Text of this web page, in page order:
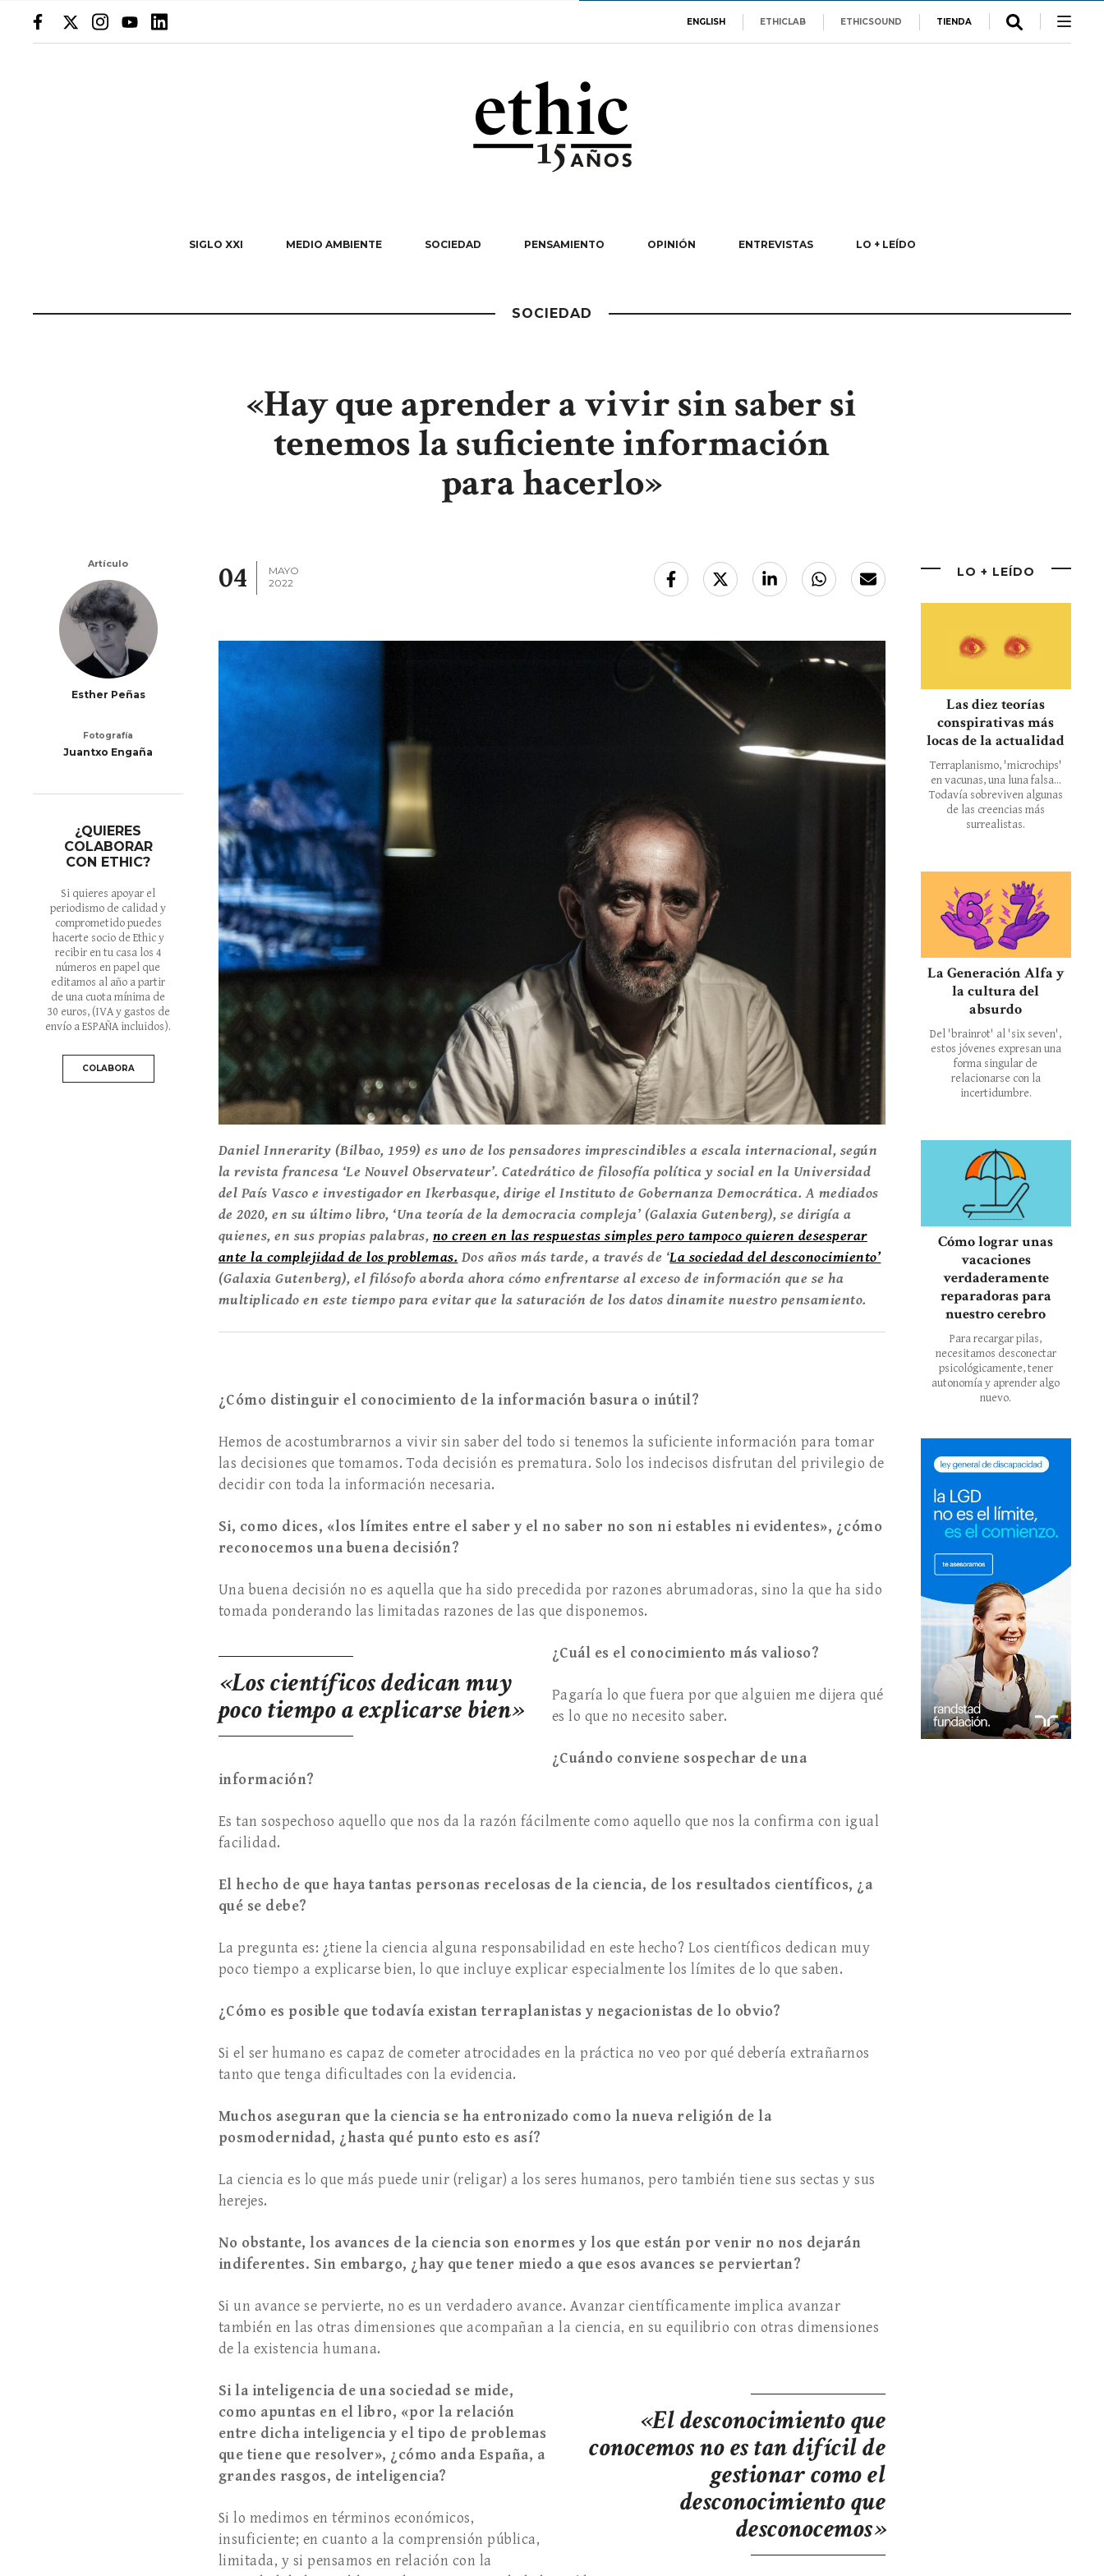
ENGLISH ETHICLAB ETHICSOUND TIENDA
SIGLO XXI MEDIO AMBIENTE SOCIEDAD PENSAMIENTO OPINIÓN ENTREVISTAS LO + LEÍDO
SOCIEDAD
«Hay que aprender a vivir sin saber si
tenemos la suficiente información
para hacerlo»
Artículo
Esther Peñas
Fotografía
Juantxo Engaña
¿QUIERES
COLABORAR
CON ETHIC?
Si quieres apoyar el
periodismo de calidad y
comprometido puedes
hacerte socio de Ethic y
recibir en tu casa los 4
números en papel que
editamos al año a partir
de una cuota mínima de
30 euros, (IVA y gastos de
envío a ESPAÑA incluidos).
COLABORA
04
MAYO
2022
Daniel Innerarity (Bilbao, 1959) es uno de los pensadores imprescindibles a escala internacional, según
la revista francesa ‘Le Nouvel Observateur’. Catedrático de filosofía política y social en la Universidad
del País Vasco e investigador en Ikerbasque, dirige el Instituto de Gobernanza Democrática. A mediados
de 2020, en su último libro, ‘Una teoría de la democracia compleja’ (Galaxia Gutenberg), se dirigía a
quienes, en sus propias palabras, no creen en las respuestas simples pero tampoco quieren desesperar
ante la complejidad de los problemas. Dos años más tarde, a través de ‘La sociedad del desconocimiento’
(Galaxia Gutenberg), el filósofo aborda ahora cómo enfrentarse al exceso de información que se ha
multiplicado en este tiempo para evitar que la saturación de los datos dinamite nuestro pensamiento.
¿Cómo distinguir el conocimiento de la información basura o inútil?
Hemos de acostumbrarnos a vivir sin saber del todo si tenemos la suficiente información para tomar
las decisiones que tomamos. Toda decisión es prematura. Solo los indecisos disfrutan del privilegio de
decidir con toda la información necesaria.
Si, como dices, «los límites entre el saber y el no saber no son ni estables ni evidentes», ¿cómo
reconocemos una buena decisión?
Una buena decisión no es aquella que ha sido precedida por razones abrumadoras, sino la que ha sido
tomada ponderando las limitadas razones de las que disponemos.
«Los científicos dedican muy
poco tiempo a explicarse bien»
¿Cuál es el conocimiento más valioso?
Pagaría lo que fuera por que alguien me dijera qué
es lo que no necesito saber.
¿Cuándo conviene sospechar de una
información?
Es tan sospechoso aquello que nos da la razón fácilmente como aquello que nos la confirma con igual
facilidad.
El hecho de que haya tantas personas recelosas de la ciencia, de los resultados científicos, ¿a
qué se debe?
La pregunta es: ¿tiene la ciencia alguna responsabilidad en este hecho? Los científicos dedican muy
poco tiempo a explicarse bien, lo que incluye explicar especialmente los límites de lo que saben.
¿Cómo es posible que todavía existan terraplanistas y negacionistas de lo obvio?
Si el ser humano es capaz de cometer atrocidades en la práctica no veo por qué debería extrañarnos
tanto que tenga dificultades con la evidencia.
Muchos aseguran que la ciencia se ha entronizado como la nueva religión de la
posmodernidad, ¿hasta qué punto esto es así?
La ciencia es lo que más puede unir (religar) a los seres humanos, pero también tiene sus sectas y sus
herejes.
No obstante, los avances de la ciencia son enormes y los que están por venir no nos dejarán
indiferentes. Sin embargo, ¿hay que tener miedo a que esos avances se perviertan?
Si un avance se pervierte, no es un verdadero avance. Avanzar científicamente implica avanzar
también en las otras dimensiones que acompañan a la ciencia, en su equilibrio con otras dimensiones
de la existencia humana.
«El desconocimiento que
conocemos no es tan difícil de
gestionar como el
desconocimiento que
desconocemos»
Si la inteligencia de una sociedad se mide,
como apuntas en el libro, «por la relación
entre dicha inteligencia y el tipo de problemas
que tiene que resolver», ¿cómo anda España, a
grandes rasgos, de inteligencia?
Si lo medimos en términos económicos,
insuficiente; en cuanto a la comprensión pública,
limitada, y si pensamos en relación con la
LO + LEÍDO
Las diez teorías
conspirativas más
locas de la actualidad
Terraplanismo, 'microchips'
en vacunas, una luna falsa...
Todavía sobreviven algunas
de las creencias más
surrealistas.
La Generación Alfa y
la cultura del
absurdo
Del 'brainrot' al 'six seven',
estos jóvenes expresan una
forma singular de
relacionarse con la
incertidumbre.
Cómo lograr unas
vacaciones
verdaderamente
reparadoras para
nuestro cerebro
Para recargar pilas,
necesitamos desconectar
psicológicamente, tener
autonomía y aprender algo
nuevo.